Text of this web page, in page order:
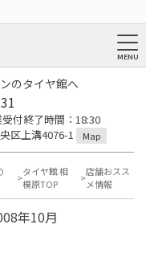
のタイヤ館へ
付終了時間：18:30
区上溝4076-1
Map
タイヤ館 相
模原TOP
店舗おスス
メ情報
年10月